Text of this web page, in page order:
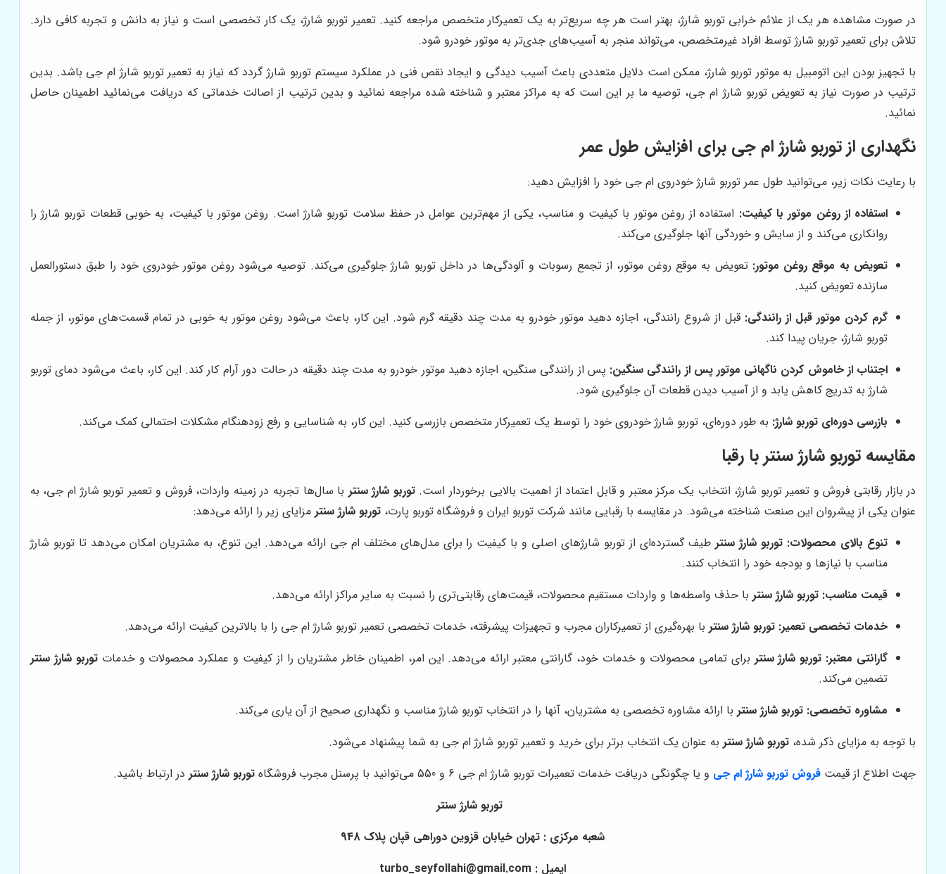
در صورت مشاهده هر یک از علائم خرابی توربو شارژ، بهتر است هر چه سریع‌تر به یک تعمیرکار متخصص مراجعه کنید. تعمیر توربو شارژ، یک کار تخصصی است و نیاز به دانش و تجربه کافی دارد.
تلاش برای تعمیر توربو شارژ توسط افراد غیرمتخصص، می‌تواند منجر به آسیب‌های جدی‌تر به موتور خودرو شود.
با تجهیز بودن این اتومبیل به موتور توربو شارژ، ممکن است دلایل متعددی باعث آسیب دیدگی و ایجاد نقص فنی در عملکرد سیستم توربو شارژ گردد که نیاز به تعمیر توربو شارژ ام جی باشد. بدین
ترتیب در صورت نیاز به تعویض توربو شارژ ام جی، توصیه ما بر این است که به مراکز معتبر و شناخته شده مراجعه نمائید و بدین ترتیب از اصالت خدماتی که دریافت می‌نمائید اطمینان حاصل
نمائید.
نگهداری از توربو شارژ ام جی برای افزایش طول عمر
با رعایت نکات زیر، می‌توانید طول عمر توربو شارژ خودروی ام جی خود را افزایش دهید:
استفاده از روغن موتور با کیفیت: استفاده از روغن موتور با کیفیت و مناسب، یکی از مهم‌ترین عوامل در حفظ سلامت توربو شارژ است. روغن موتور با کیفیت، به خوبی قطعات توربو شارژ را
روانکاری می‌کند و از سایش و خوردگی آنها جلوگیری می‌کند.
تعویض به موقع روغن موتور: تعویض به موقع روغن موتور، از تجمع رسوبات و آلودگی‌ها در داخل توربو شارژ جلوگیری می‌کند. توصیه می‌شود روغن موتور خودروی خود را طبق دستورالعمل
سازنده تعویض کنید.
گرم کردن موتور قبل از رانندگی: قبل از شروع رانندگی، اجازه دهید موتور خودرو به مدت چند دقیقه گرم شود. این کار، باعث می‌شود روغن موتور به خوبی در تمام قسمت‌های موتور، از جمله
توربو شارژ، جریان پیدا کند.
اجتناب از خاموش کردن ناگهانی موتور پس از رانندگی سنگین: پس از رانندگی سنگین، اجازه دهید موتور خودرو به مدت چند دقیقه در حالت دور آرام کار کند. این کار، باعث می‌شود دمای توربو
شارژ به تدریج کاهش یابد و از آسیب دیدن قطعات آن جلوگیری شود.
بازرسی دوره‌ای توربو شارژ: به طور دوره‌ای، توربو شارژ خودروی خود را توسط یک تعمیرکار متخصص بازرسی کنید. این کار، به شناسایی و رفع زودهنگام مشکلات احتمالی کمک می‌کند.
مقایسه توربو شارژ سنتربا رقبا
در بازار رقابتی فروش و تعمیر توربو شارژ، انتخاب یک مرکز معتبر و قابل اعتماد از اهمیت بالایی برخوردار است.توربو شارژ سنتر با سال‌ها تجربه در زمینه واردات، فروش و تعمیر توربو شارژ ام جی، به
عنوان یکی از پیشروان این صنعت شناخته می‌شود. در مقایسه با رقبایی مانند شرکت توربو ایران و فروشگاه توربو پارت، توربو شارژ سنتر مزایای زیر را ارائه می‌دهد:
تنوع بالای محصولات: توربو شارژ سنتر طیف گسترده‌ای از توربو شارژهای اصلی و با کیفیت را برای مدل‌های مختلف ام جی ارائه می‌دهد. این تنوع، به مشتریان امکان می‌دهد تا توربو شارژ
مناسب با نیازها و بودجه خود را انتخاب کنند.
قیمت مناسب: توربو شارژ سنتر با حذف واسطه‌ها و واردات مستقیم محصولات، قیمت‌های رقابتی‌تری را نسبت به سایر مراکز ارائه می‌دهد.
خدمات تخصصی تعمیر: توربو شارژ سنتر با بهره‌گیری از تعمیرکاران مجرب و تجهیزات پیشرفته، خدمات تخصصی تعمیر توربو شارژ ام جی را با بالاترین کیفیت ارائه می‌دهد.
گارانتی معتبر: توربو شارژ سنتر برای تمامی محصولات و خدمات خود، گارانتی معتبر ارائه می‌دهد. این امر، اطمینان خاطر مشتریان را از کیفیت و عملکرد محصولات و خدماتتوربو شارژ سنتر
تضمین می‌کند.
مشاوره تخصصی: توربو شارژ سنتر با ارائه مشاوره تخصصی به مشتریان، آنها را در انتخاب توربو شارژ مناسب و نگهداری صحیح از آن یاری می‌کند.
با توجه به مزایای ذکر شده، توربو شارژ سنتر به عنوان یک انتخاب برتر برای خرید و تعمیر توربو شارژ ام جی به شما پیشنهاد می‌شود.
جهت اطلاع از قیمت فروش توربو شارژ ام جی و یا چگونگی دریافت خدمات تعمیرات توربو شارژ ام جی 6 و 550 می‌توانید با پرسنل مجرب فروشگاه توربو شارژ سنتر در ارتباط باشید.
توربو شارژ سنتر
شعبه مرکزی : تهران خیابان قزوین دوراهی قپان پلاک 948
ایمیل : turbo_seyfollahi@gmail.com